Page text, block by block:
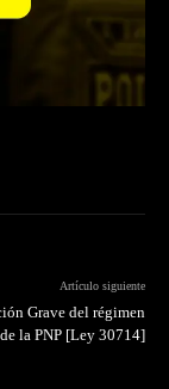
Artículo siguiente
Grave del régimen
la PNP [Ley 30714]